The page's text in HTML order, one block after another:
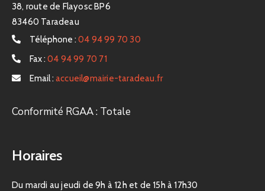
38, route de Flayosc BP6
83460 Taradeau
Téléphone : 04 94 99 70 30
Fax : 04 94 99 70 71
Email : accueil@mairie-taradeau.fr
Conformité RGAA : Totale
Horaires
Du mardi au jeudi de 9h à 12h et de 15h à 17h30